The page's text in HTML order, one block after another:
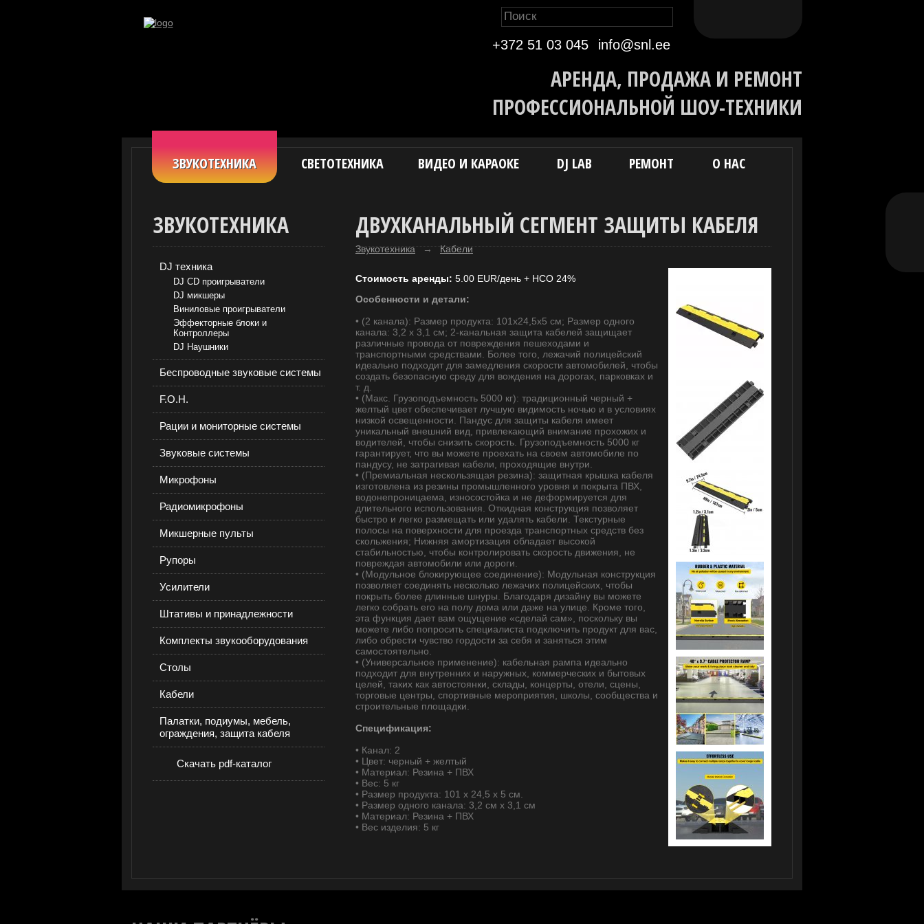
+372 51 03 045 info@snl.ee
АРЕНДА, ПРОДАЖА И РЕМОНТ
ПРОФЕССИОНАЛЬНОЙ ШОУ-ТЕХНИКИ
ЗВУКОТЕХНИКА СВЕТОТЕХНИКА ВИДЕО И КАРАОКЕ DJ LAB РЕМОНТ О НАС
ЗВУКОТЕХНИКА
DJ техника
DJ CD проигрыватели
DJ микшеры
Виниловые проигрыватели
Эффекторные блоки и
Контроллеры
DJ Наушники
Беспроводные звуковые системы
F.O.H.
Рации и мониторные системы
Звуковые системы
Микрофоны
Радиомикрофоны
Микшерные пульты
Рупоры
Усилители
Штативы и принадлежности
Комплекты звукооборудования
Столы
Кабели
Палатки, подиумы, мебель,
ограждения, защита кабеля
Скачать pdf-каталог
ДВУХКАНАЛЬНЫЙ СЕГМЕНТ ЗАЩИТЫ КАБЕЛЯ
Звукотехника → Кабели
Стоимость аренды: 5.00 EUR/день + НСО 24%
Особенности и детали:
• (2 канала): Размер продукта: 101x24,5x5 см; Размер одного
канала: 3,2 х 3,1 см; 2-канальная защита кабелей защищает
различные провода от повреждения пешеходами и
транспортными средствами. Более того, лежачий полицейский
идеально подходит для замедления скорости автомобилей, чтобы
создать безопасную среду для вождения на дорогах, парковках и
т. д.
• (Макс. Грузоподъемность 5000 кг): традиционный черный +
желтый цвет обеспечивает лучшую видимость ночью и в условиях
низкой освещенности. Пандус для защиты кабеля имеет
уникальный внешний вид, привлекающий внимание прохожих и
водителей, чтобы снизить скорость. Грузоподъемность 5000 кг
гарантирует, что вы можете проехать на своем автомобиле по
пандусу, не затрагивая кабели, проходящие внутри.
• (Премиальная нескользящая резина): защитная крышка кабеля
изготовлена ​​из резины промышленного уровня и покрыта ПВХ,
водонепроницаема, износостойка и не деформируется для
длительного использования. Откидная конструкция позволяет
быстро и легко размещать или удалять кабели. Текстурные
полосы на поверхности для проезда транспортных средств без
скольжения; Нижняя амортизация обладает высокой
стабильностью, чтобы контролировать скорость движения, не
повреждая автомобили или дороги.
• (Модульное блокирующее соединение): Модульная конструкция
позволяет соединять несколько лежачих полицейских, чтобы
покрыть более длинные шнуры. Благодаря дизайну вы можете
легко собрать его на полу дома или даже на улице. Кроме того,
эта функция дает вам ощущение «сделай сам», поскольку вы
можете либо попросить специалиста подключить продукт для вас,
либо обрести чувство гордости за себя и заняться этим
самостоятельно.
• (Универсальное применение): кабельная рампа идеально
подходит для внутренних и наружных, коммерческих и бытовых
целей, таких как автостоянки, склады, концерты, отели, сцены,
торговые центры, спортивные мероприятия, школы, сообщества и
строительные площадки.
Спецификация:
• Канал: 2
• Цвет: черный + желтый
• Материал: Резина + ПВХ
• Вес: 5 кг
• Размер продукта: 101 х 24,5 х 5 см.
• Размер одного канала: 3,2 см x 3,1 см
• Материал: Резина + ПВХ
• Вес изделия: 5 кг